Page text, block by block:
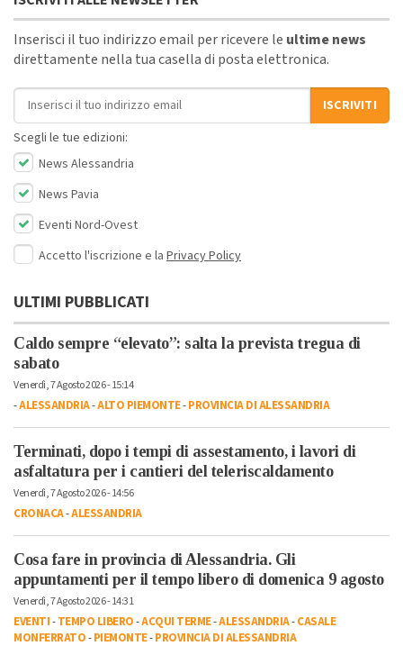
Inserisci il tuo indirizzo email per ricevere le ultime news
direttamente nella tua casella di posta elettronica.
Indirizzo email
ISCRIVITI
Scegli le tue edizioni:
News Alessandria
News Pavia
Eventi Nord-Ovest
Accetto l'iscrizione e la Privacy Policy
ULTIMI PUBBLICATI
Caldo sempre “elevato”: salta la prevista tregua di
sabato
Venerdì, 7 Agosto 2026 - 15:14
-ALESSANDRIA-ALTO PIEMONTE-PROVINCIA DI ALESSANDRIA
Terminati, dopo i tempi di assestamento, i lavori di
asfaltatura per i cantieri del teleriscaldamento
Venerdì, 7 Agosto 2026 - 14:56
CRONACA-ALESSANDRIA
Cosa fare in provincia di Alessandria. Gli
appuntamenti per il tempo libero di domenica 9 agosto
Venerdì, 7 Agosto 2026 - 14:31
EVENTI-TEMPO LIBERO-ACQUI TERME-ALESSANDRIA-CASALE
MONFERRATO-PIEMONTE-PROVINCIA DI ALESSANDRIA